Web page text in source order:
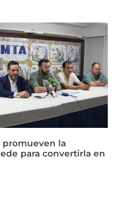
promueven la
para convertirla en